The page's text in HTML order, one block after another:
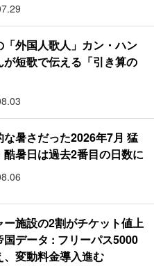
「外国人歌人」カン・ハン
が短歌で伝える「引き算の
な暑さだった2026年7月 猛
酷暑日は過去2番目の日数に
ー施設の2割がチケット値上
データ : フリーパス5000
、変動料金導入進む